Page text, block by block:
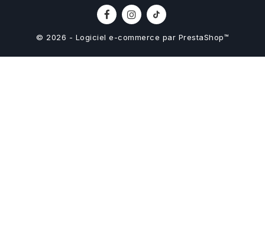
© 2026 - Logiciel e-commerce par PrestaShop™